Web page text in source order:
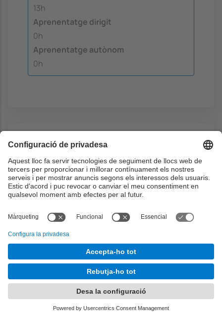
13h
Aprenentatge dirigit
0h
Aprenentatge autònom
0h
Metodologia docent
Els 7 temes suggerits es desenvoluparan en 12
sessions de classes teòriques (2 hores per
setmana) amb les seves respectives
també).
En les classes de teoria es practicarà sempre
que sigui possible l'esquema de classe
invertida.
Al web de l'assignatura hi haurà el calendari
de l'assignatura i els materials a portar
preparats abans de cada classe. Es recorrerà